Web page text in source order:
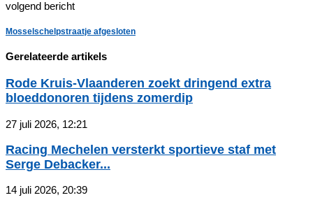
volgend bericht
Mosselschelpstraatje afgesloten
Gerelateerde artikels
Rode Kruis-Vlaanderen zoekt dringend extra
bloeddonoren tijdens zomerdip
27 juli 2026, 12:21
Racing Mechelen versterkt sportieve staf met
Serge Debacker...
14 juli 2026, 20:39